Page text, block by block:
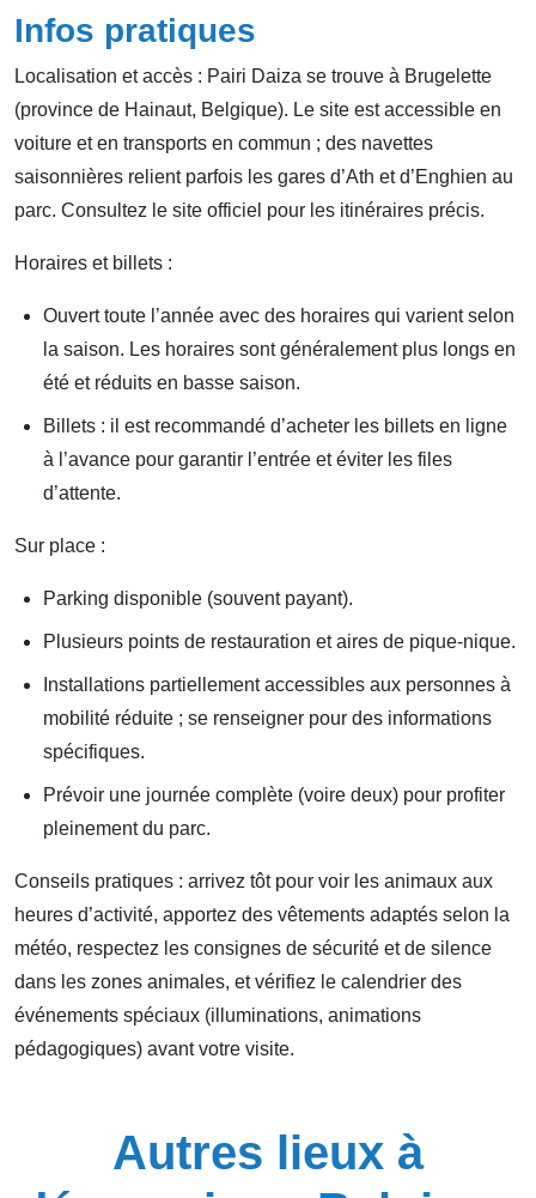
Infos pratiques
Localisation et accès : Pairi Daiza se trouve à Brugelette
(province de Hainaut, Belgique). Le site est accessible en
voiture et en transports en commun ; des navettes
saisonnières relient parfois les gares d’Ath et d’Enghien au
parc. Consultez le site officiel pour les itinéraires précis.
Horaires et billets :
Ouvert toute l’année avec des horaires qui varient selon
la saison. Les horaires sont généralement plus longs en
été et réduits en basse saison.
Billets : il est recommandé d’acheter les billets en ligne
à l’avance pour garantir l’entrée et éviter les files
d’attente.
Sur place :
Parking disponible (souvent payant).
Plusieurs points de restauration et aires de pique-nique.
Installations partiellement accessibles aux personnes à
mobilité réduite ; se renseigner pour des informations
spécifiques.
Prévoir une journée complète (voire deux) pour profiter
pleinement du parc.
Conseils pratiques : arrivez tôt pour voir les animaux aux
heures d’activité, apportez des vêtements adaptés selon la
météo, respectez les consignes de sécurité et de silence
dans les zones animales, et vérifiez le calendrier des
événements spéciaux (illuminations, animations
pédagogiques) avant votre visite.
Autres lieux à